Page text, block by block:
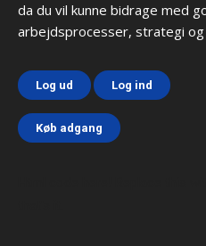
da du vil kunne bidrage med
arbejdsprocesser, strategi
Log ud Log ind
Køb adgang